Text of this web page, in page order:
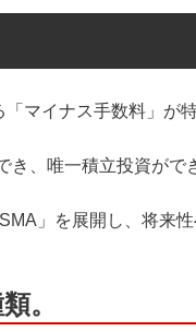
マイナス手数料」が
き、唯一積立投資が
」を展開し、将来
。